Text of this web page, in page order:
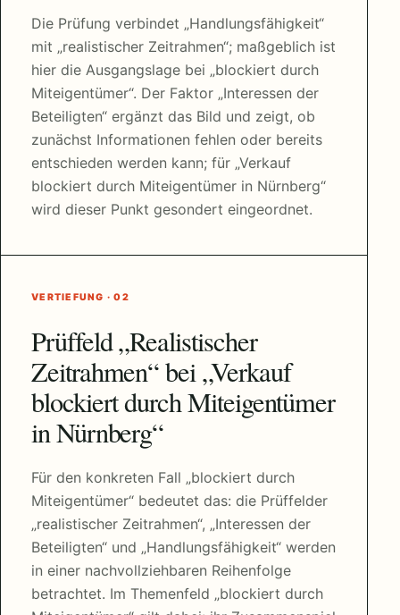
Die Prüfung verbindet „Handlungsfähigkeit“
mit „realistischer Zeitrahmen“; maßgeblich ist
hier die Ausgangslage bei „blockiert durch
Miteigentümer“. Der Faktor „Interessen der
Beteiligten“ ergänzt das Bild und zeigt, ob
zunächst Informationen fehlen oder bereits
entschieden werden kann; für „Verkauf
blockiert durch Miteigentümer in Nürnberg“
wird dieser Punkt gesondert eingeordnet.
VERTIEFUNG · 02
Prüffeld „Realistischer
Zeitrahmen“ bei „Verkauf
blockiert durch Miteigentümer
in Nürnberg“
Für den konkreten Fall „blockiert durch
Miteigentümer“ bedeutet das: die Prüffelder
„realistischer Zeitrahmen“, „Interessen der
Beteiligten“ und „Handlungsfähigkeit“ werden
in einer nachvollziehbaren Reihenfolge
betrachtet. Im Themenfeld „blockiert durch